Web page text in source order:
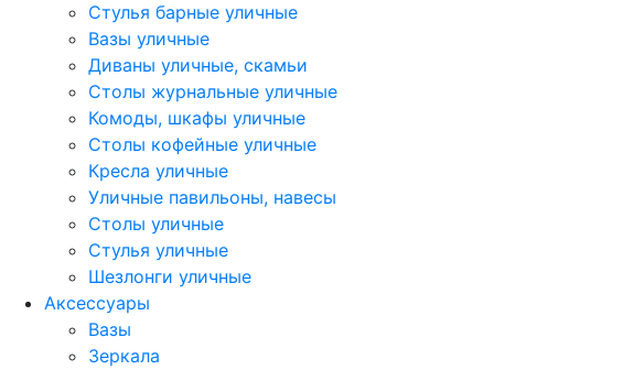
Стулья барные уличные
Вазы уличные
Диваны уличные, скамьи
Столы журнальные уличные
Комоды, шкафы уличные
Столы кофейные уличные
Кресла уличные
Уличные павильоны, навесы
Столы уличные
Стулья уличные
Шезлонги уличные
Аксессуары
Вазы
Зеркала